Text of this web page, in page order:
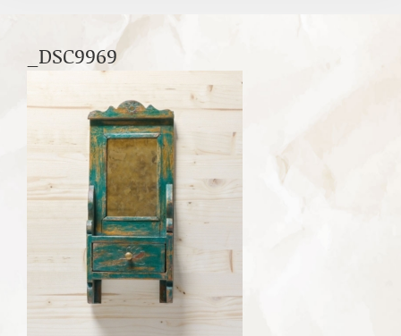
_DSC9969